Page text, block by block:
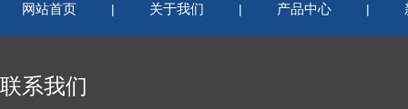
网站首页 | 关于我们 | 产品中心 |
联系我们